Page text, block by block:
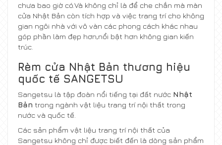
chưa bao giờ có.Và không chỉ là để che chắn mà màn
cửa Nhật Bản còn tích hợp và việc trang trí cho không
gian ngôi nhà với vô vàn các phong cách khác nhau
góp phần làm đẹp hơn,nổi bật hơn không gian kiến
trúc.
Rèm cửa Nhật Bản thương hiệu
quốc tế SANGETSU
Sangetsu là tập đoàn nổi tiếng tại đất nước Nhật
Bản trong ngành vật liệu trang trí nội thất trong
nước và quốc tế.
Các sản phẩm vật liệu trang trí nội thất của
Sangetsu không chỉ được biết đến là dòng sản phẩm